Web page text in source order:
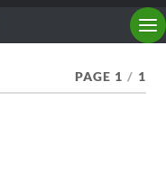
PAGE 1 / 1